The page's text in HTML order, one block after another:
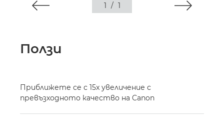
1 / 1
Ползи
Приближете се с 15x увеличение с
превъзходното качество на Canon